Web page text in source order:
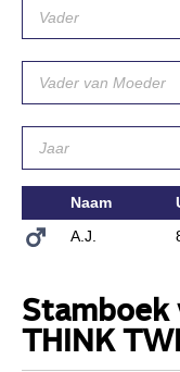
Naam
A.J.
Stamboek
THINK